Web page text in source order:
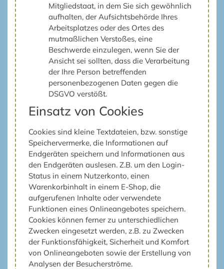
Mitgliedstaat, in dem Sie sich gewöhnlich
aufhalten, der Aufsichtsbehörde Ihres
Arbeitsplatzes oder des Ortes des
mutmaßlichen Verstoßes, eine
Beschwerde einzulegen, wenn Sie der
Ansicht sei sollten, dass die Verarbeitung
der Ihre Person betreffenden
personenbezogenen Daten gegen die
DSGVO verstößt.
Einsatz von Cookies
Cookies sind kleine Textdateien, bzw. sonstige
Speichervermerke, die Informationen auf
Endgeräten speichern und Informationen aus
den Endgeräten auslesen. Z.B. um den Login-
Status in einem Nutzerkonto, einen
Warenkorbinhalt in einem E-Shop, die
aufgerufenen Inhalte oder verwendete
Funktionen eines Onlineangebotes speichern.
Cookies können ferner zu unterschiedlichen
Zwecken eingesetzt werden, z.B. zu Zwecken
der Funktionsfähigkeit, Sicherheit und Komfort
von Onlineangeboten sowie der Erstellung von
Analysen der Besucherströme.